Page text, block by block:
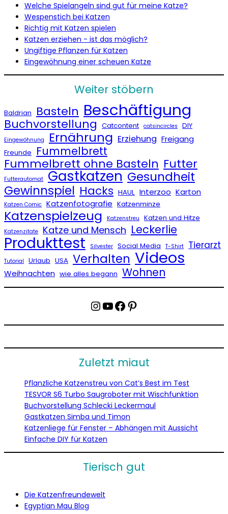
Welche Spielangeln sind gut für meine Katze?
Wespenstich bei Katzen
Richtig mit Katzen spielen
Katzen erziehen - ist das möglich?
Ungiftige Pflanzen für Katzen
Eingewöhnung einer scheuen Katze
Weiter stöbern
Baldrian Basteln Beschäftigung
Buchvorstellung Catcontent catsincircles DIY
Eingewöhnung Ernährung Erziehung Freigang
Freunde Fummelbrett
Fummelbrett ohne Basteln Futter
Futterautomat Gastkatzen Gesundheit
Gewinnspiel Hacks HAUL Interzoo Karton
Katzen Comic Katzenfotografie Katzenminze
Katzenspielzeug Katzenstreu Katzen und Hitze
Katzenzitate Katze und Mensch Leckerlie
Produkttest Silvester Social Media T-Shirt Tierarzt
Tutorial Urlaub USA Verhalten Videos
Weihnachten wie alles begann Wohnen
Instagram
YouTube
Facebook
Pinterest
Zuletzt miaut
Pflanzliche Katzenstreu von Cat’s Best im Test
TESVOR S6 Turbo Saugroboter mit Wischfunktion
Buchvorstellung Schlecki Leckermaul
Gastkatzen Simba und Timon
Katzenliege für Fenster – Abhängen mit Aussicht
Einfache DIY für Katzen
Tierisch gut
Die Katzenfreundewelt
Egyptian Mau Blog